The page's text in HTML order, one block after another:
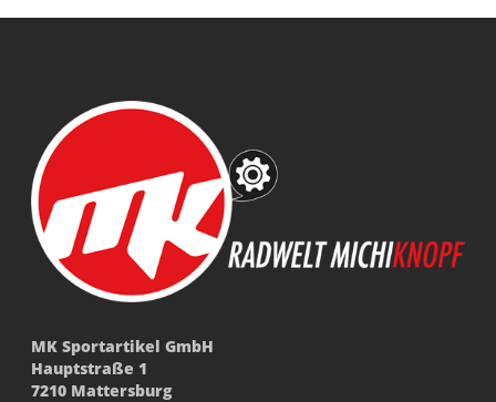
MK Sportartikel GmbH
Hauptstraße 1
7210 Mattersburg